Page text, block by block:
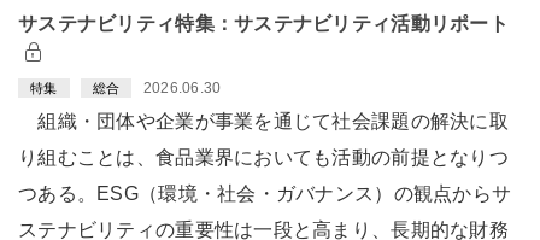
サステナビリティ特集：サステナビリティ活動リポート
特集 総合 2026.06.30
組織・団体や企業が事業を通じて社会課題の解決に取
り組むことは、食品業界においても活動の前提となりつ
つある。ESG（環境・社会・ガバナンス）の観点からサ
ステナビリティの重要性は一段と高まり、長期的な財務